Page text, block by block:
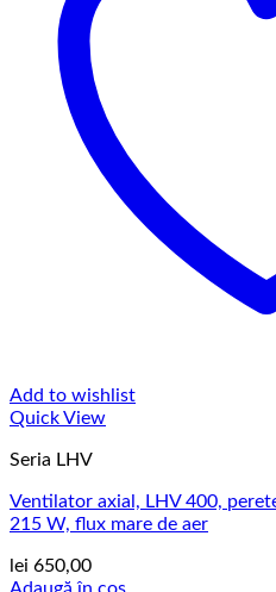
Add to wishlist
Quick View
Seria LHV
Ventilator axial, LHV 400,
215 W, flux mare de aer
lei 650,00